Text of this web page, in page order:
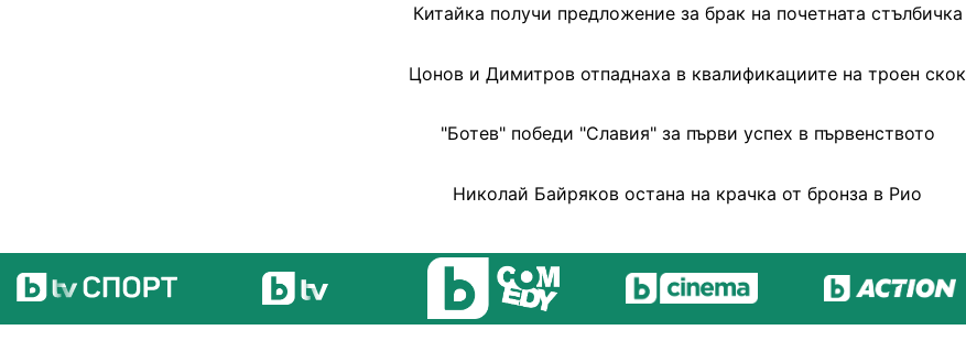
Китайка получи предложение за брак на почетната стълбичка
Цонов и Димитров отпаднаха в квалификациите на троен скок
"Ботев" победи "Славия" за първи успех в първенството
Николай Байряков остана на крачка от бронза в Рио